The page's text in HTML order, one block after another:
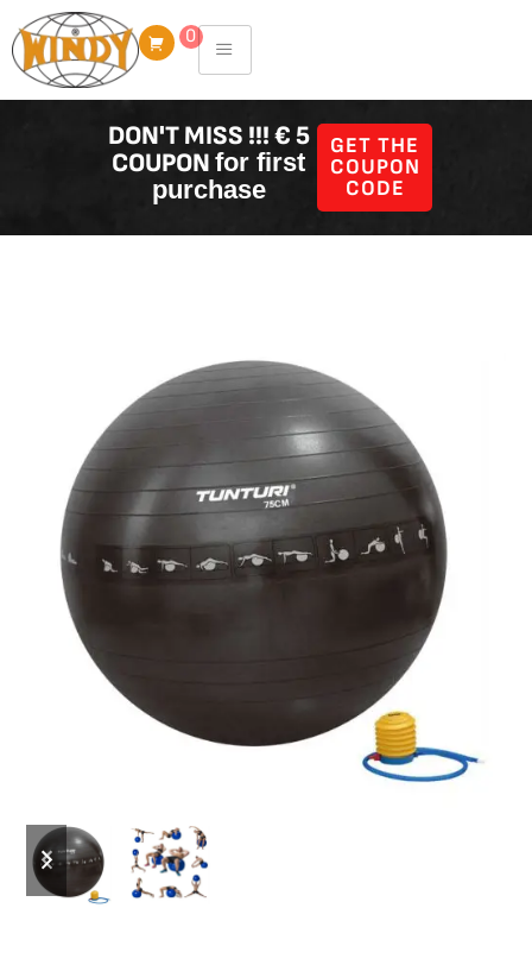
to
content
0
DON'T MISS !!! € 5
COUPONfor first
purchase
GET THE
COUPON
CODE